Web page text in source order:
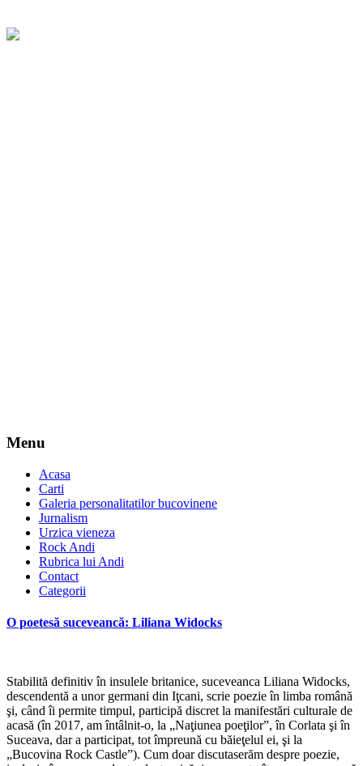
Menu
Acasa
Carti
Galeria personalitatilor bucovinene
Jurnalism
Urzica vieneza
Rock Andi
Rubrica lui Andi
Contact
Categorii
O poetesă suceveancă: Liliana Widocks
Stabilită definitiv în insulele britanice, suceveanca Liliana Widocks,
descendentă a unor germani din Iţcani, scrie poezie în limba română
şi, când îi permite timpul, participă discret la manifestări culturale de
acasă (în 2017, am întâlnit-o, la „Naţiunea poeţilor”, în Corlata şi în
Suceava, dar a participat, tot împreună cu băieţelul ei, şi la
„Bucovina Rock Castle”). Cum doar discutaserăm despre poezie,